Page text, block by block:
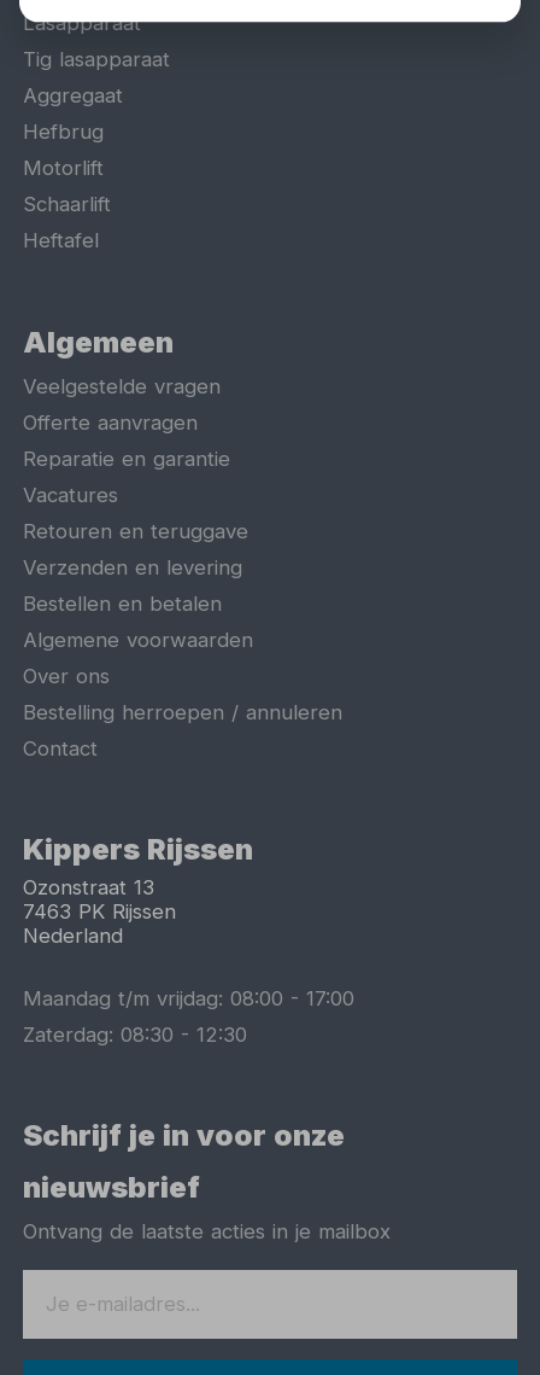
Lasapparaat
Tig lasapparaat
Aggregaat
Hefbrug
Motorlift
Schaarlift
Heftafel
Algemeen
Veelgestelde vragen
Offerte aanvragen
Reparatie en garantie
Vacatures
Retouren en teruggave
Verzenden en levering
Bestellen en betalen
Algemene voorwaarden
Over ons
Bestelling herroepen / annuleren
Contact
Kippers Rijssen
Ozonstraat 13
7463 PK Rijssen
Nederland
Maandag t/m vrijdag:08:00 -17:00
Zaterdag:08:30 -12:30
Schrijf je in voor onze
nieuwsbrief
Ontvang de laatste acties in je mailbox